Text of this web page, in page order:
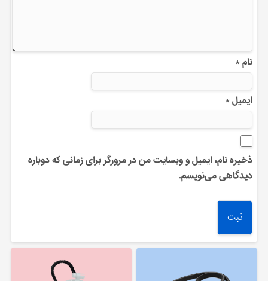
نام*
ایمیل*
ذخیره نام، ایمیل و وبسایت من در مرورگر برای زمانی که دوباره
دیدگاهی می‌نویسم.